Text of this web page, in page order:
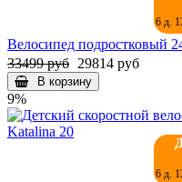
6 д.
Велосипед подростковый
33499 руб 29814 руб
В корзину
9%
6 д.